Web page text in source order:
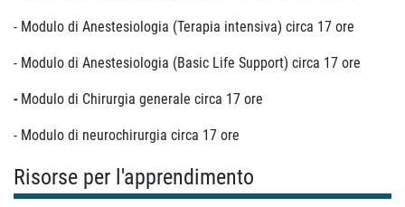
- Modulo di Anestesiologia (Terapia intensiva) circa 17 ore
- Modulo di Anestesiologia (Basic Life Support) circa 17 ore
- Modulo di Chirurgia generale circa 17 ore
- Modulo di neurochirurgia circa 17 ore
Risorse per l'apprendimento